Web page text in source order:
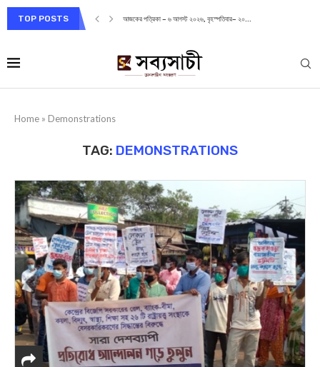
TOP POSTS আজকের পত্রিকা – ৬ আগস্ট ২০২৬, বৃহস্পতিবার– ২০...
Home » Demonstrations
TAG: DEMONSTRATIONS